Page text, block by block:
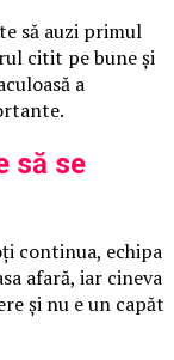
să auzi primul
citit pe bune și
a
să se
continua, echipa
afară, iar cineva
și nu e un capăt